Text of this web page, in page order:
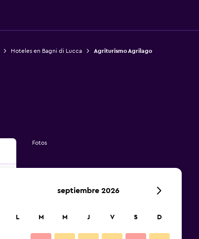
Hoteles en Bagni di Lucca Agriturismo Agrilago
Fotos
septiembre 2026
L M M J V S D